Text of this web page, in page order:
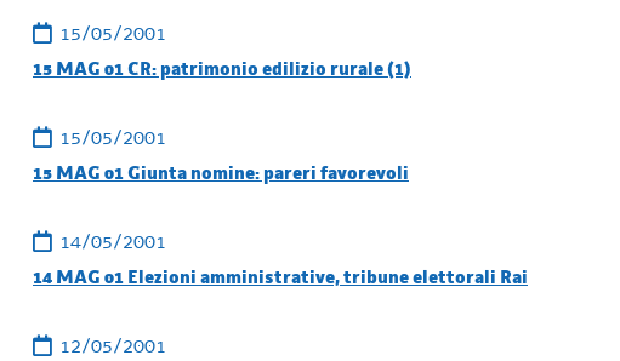
15/05/2001
15 MAG 01 CR: patrimonio edilizio rurale (1)
15/05/2001
15 MAG 01 Giunta nomine: pareri favorevoli
14/05/2001
14 MAG 01 Elezioni amministrative, tribune elettorali Rai
12/05/2001